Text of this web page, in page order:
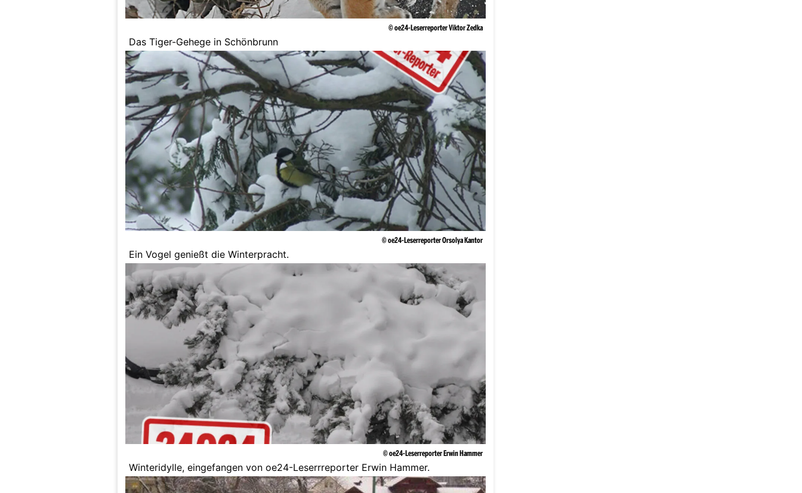
© oe24-Leserreporter Viktor Zedka
Das Tiger-Gehege in Schönbrunn
© oe24-Leserreporter Orsolya Kantor
Ein Vogel genießt die Winterpracht.
© oe24-Leserreporter Erwin Hammer
Winteridylle, eingefangen von oe24-Leserrreporter Erwin Hammer.